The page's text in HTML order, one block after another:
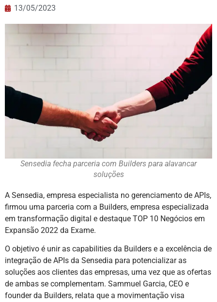
13/05/2023
Sensedia fecha parceria com Builders para alavancar
soluções
A Sensedia, empresa especialista no gerenciamento de APIs,
firmou uma parceria com a Builders, empresa especializada
em transformação digital e destaque TOP 10 Negócios em
Expansão 2022 da Exame.
O objetivo é unir as capabilities da Builders e a excelência de
integração de APIs da Sensedia para potencializar as
soluções aos clientes das empresas, uma vez que as ofertas
de ambas se complementam. Sammuel Garcia, CEO e
founder da Builders, relata que a movimentação visa